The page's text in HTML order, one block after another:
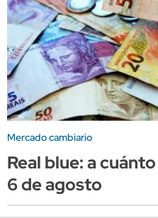
Mercado cambiario
Real blue: a
6 de agosto